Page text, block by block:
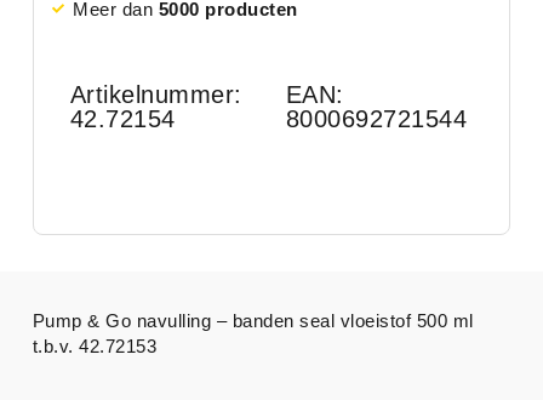
Meer dan 5000 producten
Artikelnummer:
42.72154
EAN:
8000692721544
Pump & Go navulling – banden seal vloeistof 500 ml
t.b.v. 42.72153